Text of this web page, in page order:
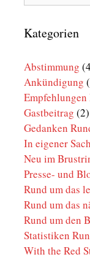
Rund
den
Brustring
Kategorien
Abstimmung
Ankündigung
Gastbeitrag (2)
Gedanken
In eigener
Neu im
Presse- und
Rund um das
Rund um das
Rund um den
Statistiken
With the Red